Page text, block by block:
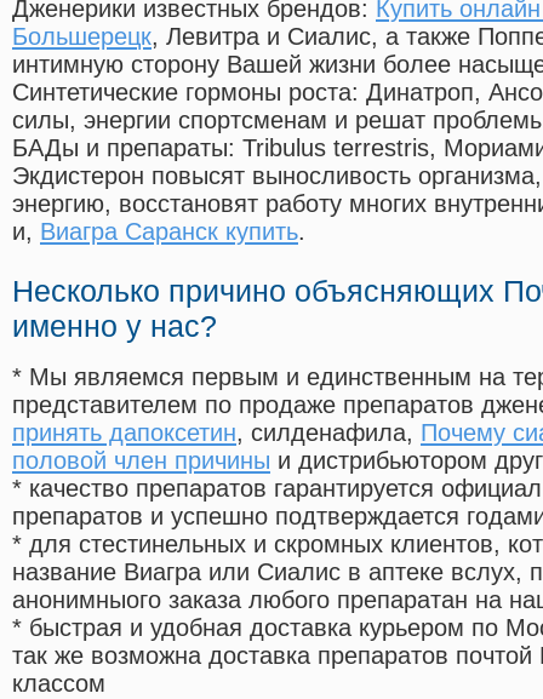
Дженерики известных брендов: Купить
Большерецк, Левитра и Сиалис, а также
интимную сторону Вашей жизни более
Синтетические гормоны роста: Динатроп,
силы, энергии спортсменам и решат
БАДы и препараты: Tribulus terrestris,
Экдистерон повысят выносливость
энергию, восстановят работу многих
и, Виагра Саранск купить.
Несколько причино объясняющих
именно у нас?
* Мы являемся первым и единственным на
представителем по продаже препаратов
принять дапоксетин, силденафила, Почему
половой член причины и дистрибьютором
* качество препаратов гарантируется
препаратов и успешно подтверждается
* для стестинельных и скромных клиентов,
название Виагра или Сиалис в аптеке вслух,
анонимныого заказа любого препаратан на
* быстрая и удобная доставка курьером по
так же возможна доставка препаратов
классом